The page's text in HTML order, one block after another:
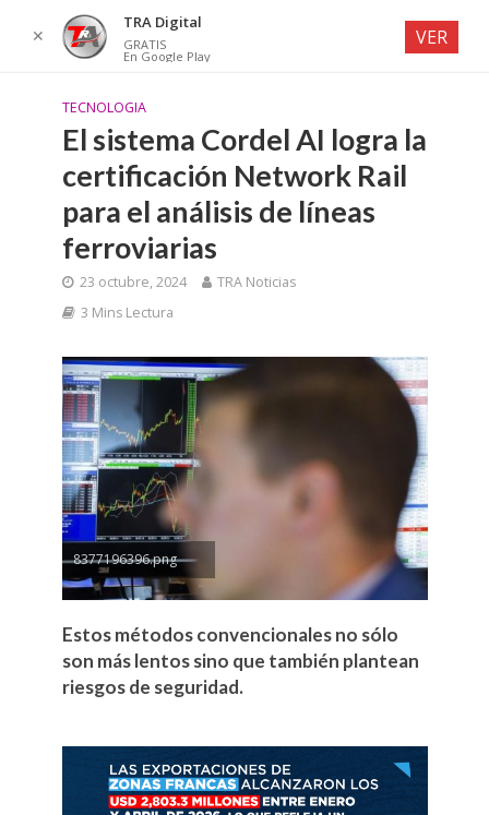
TECNOLOGIA
El sistema Cordel AI logra la
certificación Network Rail
para el análisis de líneas
ferroviarias
23 octubre, 2024
TRA Noticias
3 Mins Lectura
8377196396.png
Estos métodos convencionales no sólo
son más lentos sino que también plantean
riesgos de seguridad.
✕
TRA Digital
GRATIS
En Google Play
VER